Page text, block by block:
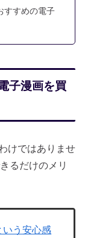
すすめの電子
子漫画を買
けではありませ
るだけのメリ
いう安心感